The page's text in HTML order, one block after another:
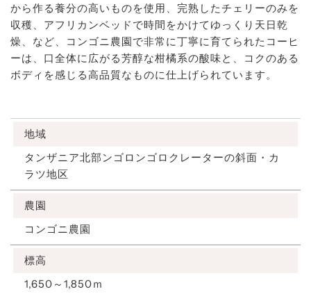
から作る養分の高いものを使用、完熟したチェリーのみを
収穫、アフリカンベッドで時間をかけてゆっくり天日乾
燥、など、コンゴニ農園で非常に丁寧に育てられたコーヒ
ーは、口全体に広がる芳醇な柑橘系の酸味と、コクのある
ボディを感じる高品質なものに仕上げられています。
地域
タンザニア北部ンゴロンゴロクレーターの斜面・カ
ラツ地区
農園
コンゴニ農園
標高
1,650～1,850ｍ